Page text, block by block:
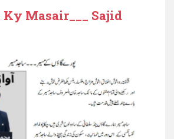
Ky Masair___ Sajid